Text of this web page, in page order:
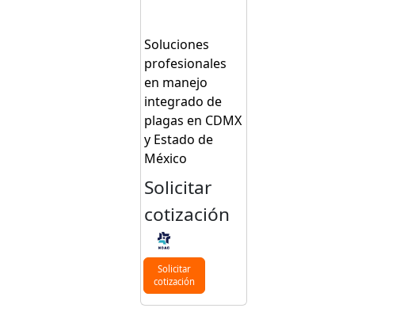
Soluciones
profesionales
en manejo
integrado de
plagas en CDMX
y Estado de
México
Solicitar
cotización
Solicitar
cotización